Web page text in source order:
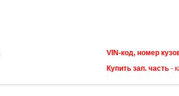
VIN-код, номер
Купить зап. часть -